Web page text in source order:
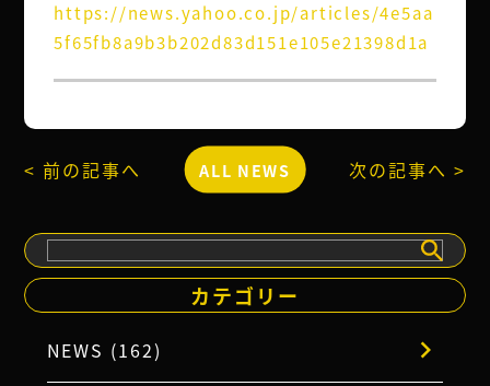
https://news.yahoo.co.jp/articles/4e5aa
5f65fb8a9b3b202d83d151e105e21398d1a
< 前の記事へ 次の記事へ >
ALL NEWS
検
索
カテゴリー
NEWS (162)